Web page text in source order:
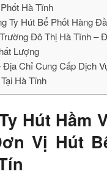
Hà Tĩnh
Ty Hút Bể Phốt Hàng
Đô Thị Hà Tĩnh –
Lượng
Địa Chỉ Cung Cấp Dịch
Hà Tĩnh
Hút Hầm
Vị Hút